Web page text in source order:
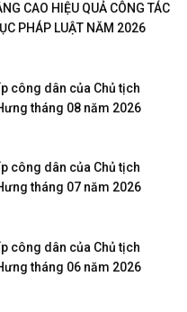
CAO HIỆU QUẢ CÔNG TÁC
PHÁP LUẬT NĂM 2026
công dân của Chủ tịch
tháng 08 năm 2026
công dân của Chủ tịch
tháng 07 năm 2026
công dân của Chủ tịch
tháng 06 năm 2026